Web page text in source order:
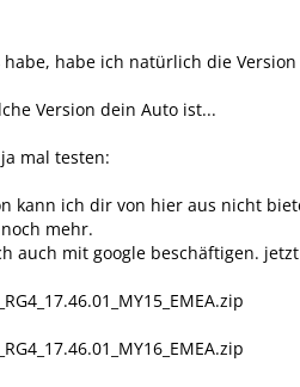
habe, habe ich natürlich die
Version dein Auto ist...
mal testen:
kann ich dir von hier aus nicht
mehr.
auch mit google beschäftigen.